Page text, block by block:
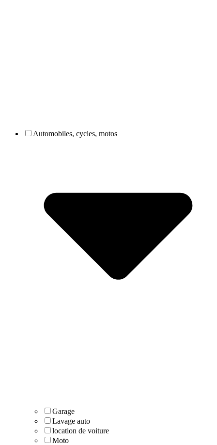
Automobiles, cycles, motos
Garage
Lavage auto
location de voiture
Moto